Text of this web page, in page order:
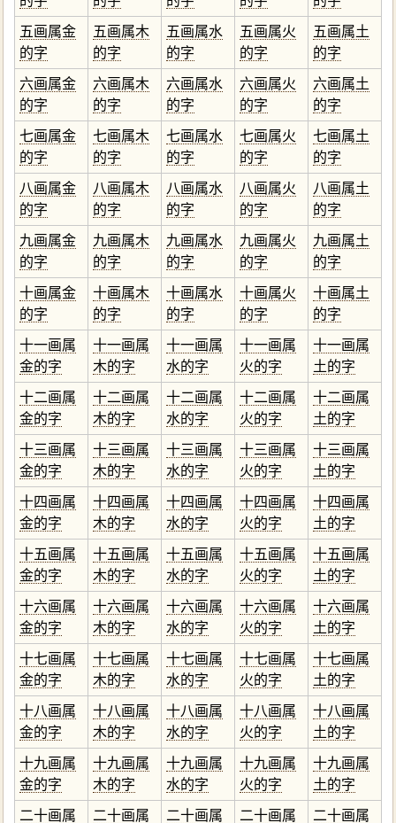
五画属金
的字
五画属木
的字
五画属水
的字
五画属火
的字
五画属土
的字
六画属金
的字
六画属木
的字
六画属水
的字
六画属火
的字
六画属土
的字
七画属金
的字
七画属木
的字
七画属水
的字
七画属火
的字
七画属土
的字
八画属金
的字
八画属木
的字
八画属水
的字
八画属火
的字
八画属土
的字
九画属金
的字
九画属木
的字
九画属水
的字
九画属火
的字
九画属土
的字
十画属金
的字
十画属木
的字
十画属水
的字
十画属火
的字
十画属土
的字
十一画属
金的字
十一画属
木的字
十一画属
水的字
十一画属
火的字
十一画属
土的字
十二画属
金的字
十二画属
木的字
十二画属
水的字
十二画属
火的字
十二画属
土的字
十三画属
金的字
十三画属
木的字
十三画属
水的字
十三画属
火的字
十三画属
土的字
十四画属
金的字
十四画属
木的字
十四画属
水的字
十四画属
火的字
十四画属
土的字
十五画属
金的字
十五画属
木的字
十五画属
水的字
十五画属
火的字
十五画属
土的字
十六画属
金的字
十六画属
木的字
十六画属
水的字
十六画属
火的字
十六画属
土的字
十七画属
金的字
十七画属
木的字
十七画属
水的字
十七画属
火的字
十七画属
土的字
十八画属
金的字
十八画属
木的字
十八画属
水的字
十八画属
火的字
十八画属
土的字
十九画属
金的字
十九画属
木的字
十九画属
水的字
十九画属
火的字
十九画属
土的字
二十画属
二十画属
二十画属
二十画属
二十画属